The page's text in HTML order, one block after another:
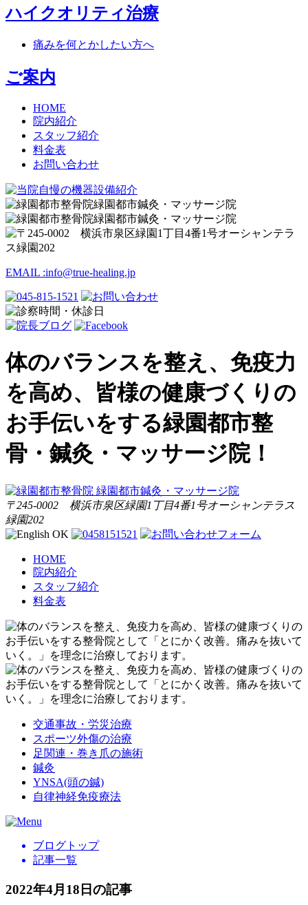
ハイクオリティ治療
痛みを何とかしたい方へ
ご案内
HOME
院内紹介
スタッフ紹介
料金表
お問い合わせ
EMAIL :info@true-healing.jp
体のバランスを整え、免疫力
を高め、皆様の健康づくりの
お手伝いをする緑園都市整
骨・鍼灸・マッサージ院！
〒245-0002 横浜市泉区緑園1丁目4番1号オーシャンテラス
緑園202
HOME
院内紹介
スタッフ紹介
料金表
交通事故・労災治療
スポーツ外傷の治療
足関連・巻き爪の施術
鍼灸
YNSA(頭の鍼)
自律神経免疫療法
ブログトップ
記事一覧
2022年4月18日の記事